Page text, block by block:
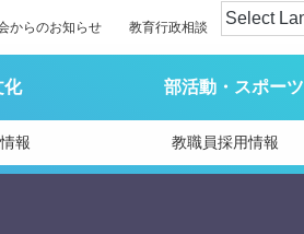
からのお知らせ 教育行政相談
化 部活動・スポーツ
報 教職員採用情報